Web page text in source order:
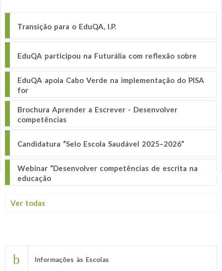
Transição para o EduQA, I.P.
EduQA participou na Futurália com reflexão sobre
EduQA apoia Cabo Verde na implementação do PISA
for
Brochura Aprender a Escrever - Desenvolver
competências
Candidatura “Selo Escola Saudável 2025–2026”
Webinar “Desenvolver competências de escrita na
educação
Ver todas
Informações às Escolas